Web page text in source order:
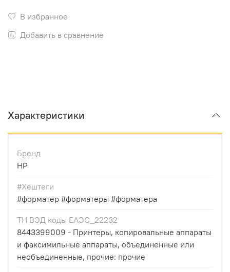
В избранное
Добавить в сравнение
Характеристики
Бренд
HP
#Хештеги
#форматер #форматеры #форматера
ТН ВЭД коды ЕАЭС_22232
8443399009 - Принтеры, копировальные аппараты
и факсимильные аппараты, объединенные или
необъединенные, прочие: прочие